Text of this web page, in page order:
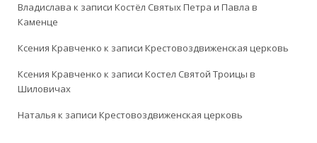
Владислава к записи Костёл Святых Петра и Павла в
Каменце
Ксения Кравченко к записи Крестовоздвиженская церковь
Ксения Кравченко к записи Костел Святой Троицы в
Шиловичах
Наталья к записи Крестовоздвиженская церковь